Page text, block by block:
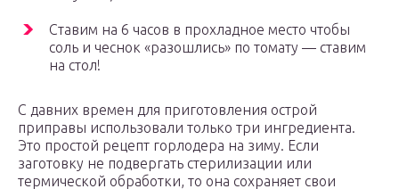
Ставим на 6 часов в прохладное место чтобы
соль и чеснок «разошлись» по томату — ставим
на стол!
С давних времен для приготовления острой
приправы использовали только три ингредиента.
Это простой рецепт горлодера на зиму. Если
заготовку не подвергать стерилизации или
термической обработки, то она сохраняет свои